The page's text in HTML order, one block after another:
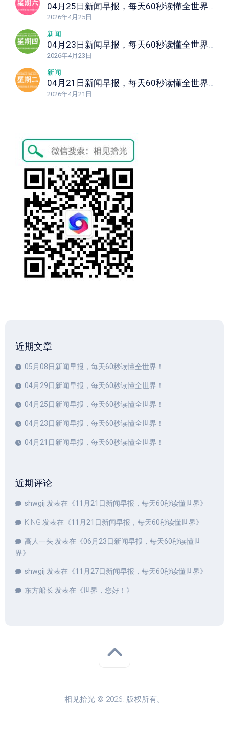
04月25日新闻早报，每天60秒读懂全世界！
2026年4月25日
新闻
04月23日新闻早报，每天60秒读懂全世界！
2026年4月23日
新闻
04月21日新闻早报，每天60秒读懂全世界！
2026年4月21日
近期文章
05月08日新闻早报，每天60秒读懂全世界！
04月29日新闻早报，每天60秒读懂全世界！
04月25日新闻早报，每天60秒读懂全世界！
04月23日新闻早报，每天60秒读懂全世界！
04月21日新闻早报，每天60秒读懂全世界！
近期评论
shwgij 发表在《11月21日新闻早报，每天60秒读懂世界》
KING 发表在《11月21日新闻早报，每天60秒读懂世界》
高人一头发表在《06月23日新闻早报，每天60秒读懂世
界》
shwgij 发表在《11月27日新闻早报，每天60秒读懂世界》
东方船长 发表在《世界，您好！ 》
相见拾光 © 2026. 版权所有。